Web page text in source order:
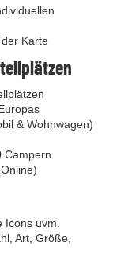
Karte
& Wohnwagen)
Campern
uvm.
Art, Größe,